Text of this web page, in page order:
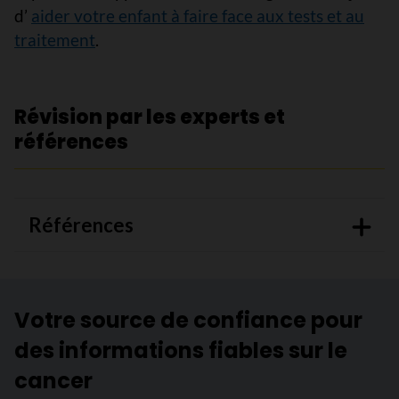
d’ aider votre enfant à faire face aux tests et au
traitement.
Révision par les experts et
références
Références
Votre source de confiance pour
des informations fiables sur le
cancer